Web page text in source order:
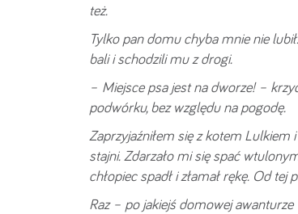
też.
Tylko pan domu chyba mnie nie
bali i schodzili mu z drogi.
– Miejsce psa jest na dworze! –
podwórku, bez względu na pogodę.
Zaprzyjaźniłem się z kotem Lulkiem
stajni. Zdarzało mi się spać
chłopiec spadł i złamał rękę. Od
Raz – po jakiejś domowej